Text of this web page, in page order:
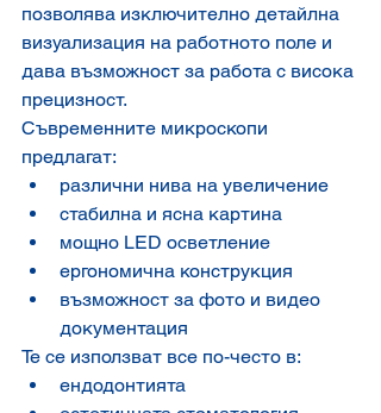
позволява изключително детайлна
визуализация на работното поле и
дава възможност за работа с висока
прецизност.
Съвременните микроскопи
предлагат:
различни нива на увеличение
стабилна и ясна картина
мощно LED осветление
ергономична конструкция
възможност за фото и видео
документация
Те се използват все по-често в:
ендодонтията